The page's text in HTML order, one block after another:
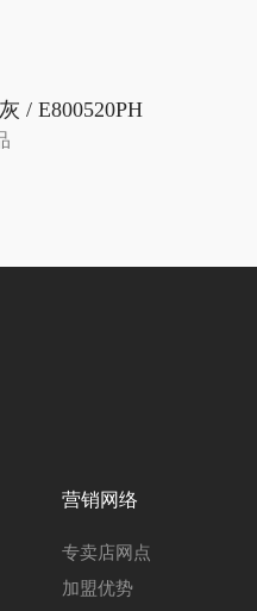
/ E800520PH
营销网络
专卖店网点
加盟优势